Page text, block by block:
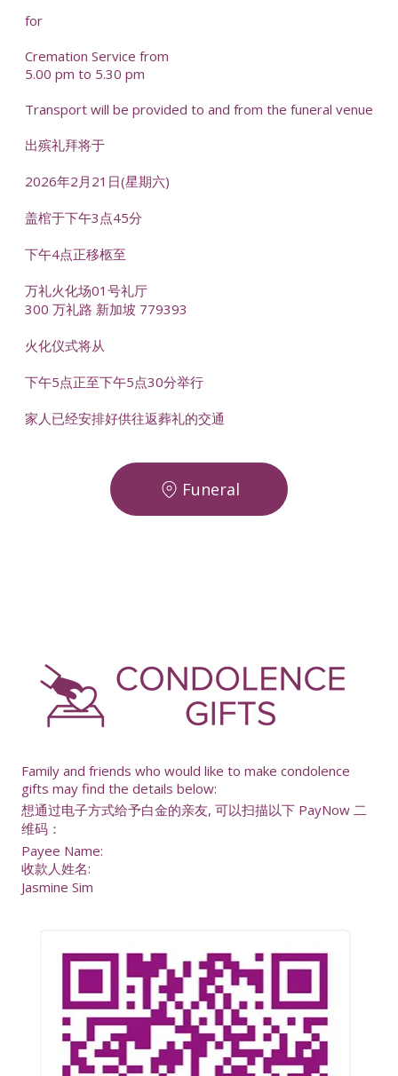
for
Cremation Service from
5.00 pm to 5.30 pm
Transport will be provided to and from the funeral venue
出殡礼拜将于
2026年2月21日(星期六)
盖棺于下午3点45分
下午4点正移柩至
万礼火化场01号礼厅
300 万礼路 新加坡 779393
火化仪式将从
下午5点正至下午5点30分举行
家人已经安排好供往返葬礼的交通
Funeral
Family and friends who would like to make condolence
gifts may find the details below:
想通过电子方式给予白金的亲友, 可以扫描以下 PayNow 二
维码：
Payee Name:
收款人姓名:
Jasmine Sim